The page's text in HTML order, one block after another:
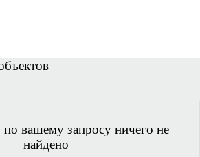
вашему запросу ничего не
найдено